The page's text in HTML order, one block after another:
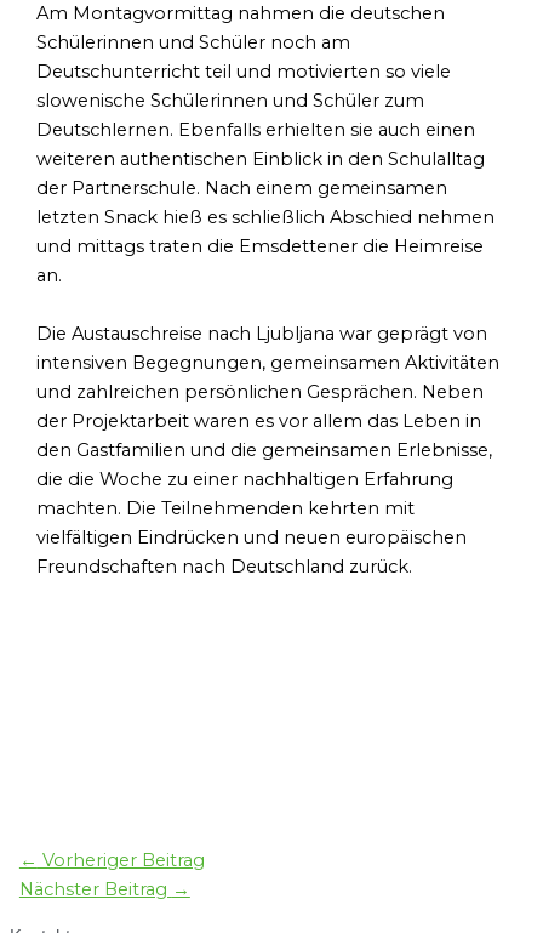
Am Montagvormittag nahmen die deutschen
Schülerinnen und Schüler noch am
Deutschunterricht teil und motivierten so viele
slowenische Schülerinnen und Schüler zum
Deutschlernen. Ebenfalls erhielten sie auch einen
weiteren authentischen Einblick in den Schulalltag
der Partnerschule. Nach einem gemeinsamen
letzten Snack hieß es schließlich Abschied nehmen
und mittags traten die Emsdettener die Heimreise
an.
Die Austauschreise nach Ljubljana war geprägt von
intensiven Begegnungen, gemeinsamen Aktivitäten
und zahlreichen persönlichen Gesprächen. Neben
der Projektarbeit waren es vor allem das Leben in
den Gastfamilien und die gemeinsamen Erlebnisse,
die die Woche zu einer nachhaltigen Erfahrung
machten. Die Teilnehmenden kehrten mit
vielfältigen Eindrücken und neuen europäischen
Freundschaften nach Deutschland zurück.
← Vorheriger Beitrag
Nächster Beitrag →